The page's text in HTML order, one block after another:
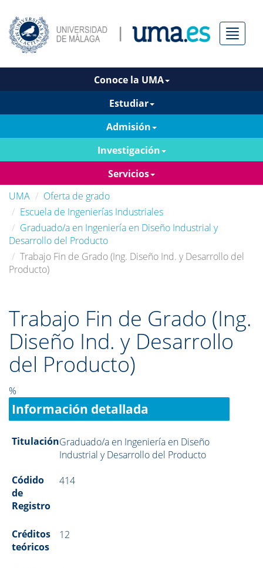
Menú
Conoce la UMA
Estudiar
Admisión
Investigación
Servicios
UMA
Oferta de grado
Escuela de Ingenierías Industriales
Graduado/a en Ingeniería en Diseño Industrial y
Desarrollo del Producto
Trabajo Fin de Grado (Ing. Diseño Ind. y Desarrollo del
Producto)
Trabajo Fin de Grado (Ing.
Diseño Ind. y Desarrollo
del Producto)
%
Información detallada
TitulaciónGraduado/a en Ingeniería en Diseño
Industrial y Desarrollo del Producto
Códido
de
Registro
414
Créditos
teóricos
12